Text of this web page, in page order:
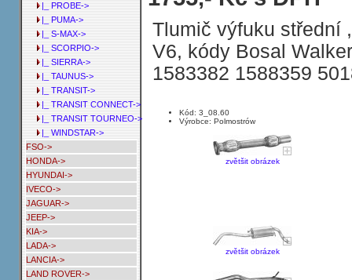
|_ PROBE->
|_ PUMA->
|_ S-MAX->
|_ SCORPIO->
|_ SIERRA->
|_ TAUNUS->
|_ TRANSIT->
|_ TRANSIT CONNECT->
|_ TRANSIT TOURNEO->
|_ WINDSTAR->
FSO->
HONDA->
HYUNDAI->
IVECO->
JAGUAR->
JEEP->
KIA->
LADA->
LANCIA->
LAND ROVER->
Tlumič výfuku střední
V6, kódy Bosal
1583382 1588359
Kód: 3_08.60
Výrobce: Polmostrów
zvětšit obrázek
zvětšit obrázek